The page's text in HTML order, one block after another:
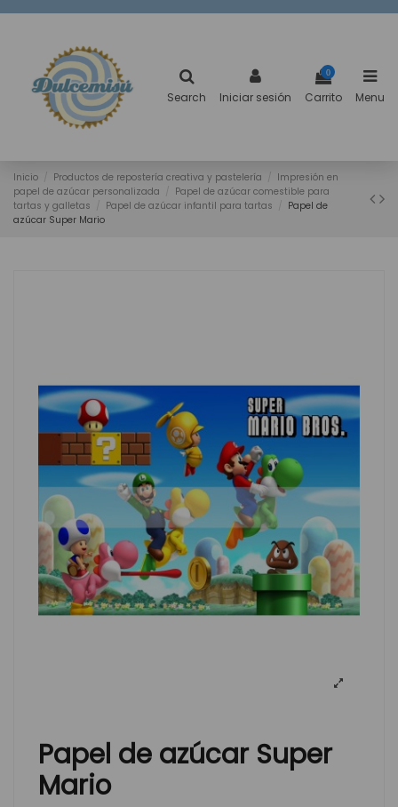
Search Iniciar sesión
0
Carrito Menu
Inicio Productos de repostería creativa y pastelería
Impresión en
papel de azúcar personalizada
Papel de azúcar comestible para
tartas y galletas
Papel de azúcar infantil para tartas
Papel de
azúcar Super Mario
Papel de azúcar Super
Mario